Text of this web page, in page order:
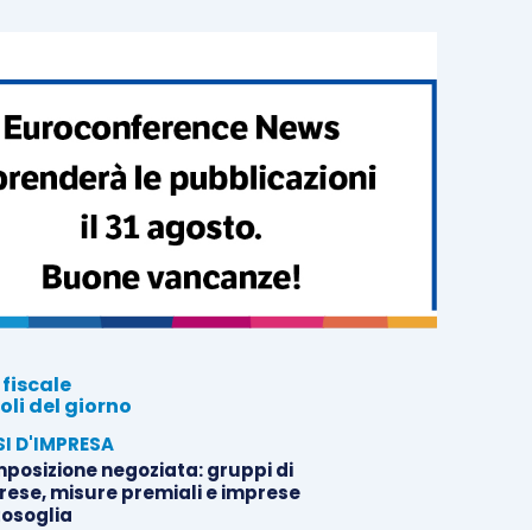
del giorno
D'IMPRESA
negoziata: gruppi di
misure premiali e imprese